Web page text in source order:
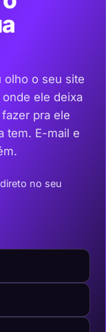
olho o seu site
ele deixa
pra ele
tem. E-mail e
no seu